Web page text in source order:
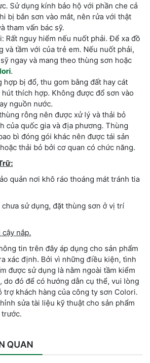
Sử dụng kính bảo hộ với phần che cả
bị bắn sơn vào mắt, nên rửa với thật
tham vấn bác sỹ.
Rất nguy hiểm nếu nuốt phải. Để xa đồ
và tầm với của trẻ em. Nếu nuốt phải,
ngay và mang theo thùng sơn hoặc
.
hợp bị đổ, thu gom bằng đất hay cát
thích hợp. Không được đổ sơn vào
nguồn nước.
rỗng nên được xử lý và thải bỏ
của quốc gia và địa phương. Thùng
bì đóng gói khác nên được tái sản
thải bỏ bởi cơ quan có chức năng.
quản nơi khô ráo thoáng mát tránh tia
chưa sử dụng, đặt thùng sơn ở vị trí
nắp.
tin trên đây áp dụng cho sản phẩm
xác định. Bởi vì những điều kiện, tình
được sử dụng là nằm ngoài tầm kiểm
do đó để có hướng dẫn cụ thể, vui lòng
trợ khách hàng của công ty sơn Colori.
sửa tài liệu kỹ thuật cho sản phẩm
trước.
QUAN